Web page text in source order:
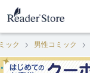
ック 男性コミック